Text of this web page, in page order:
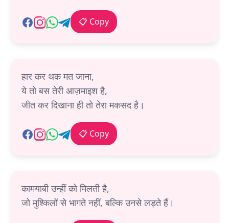
📋 Copy
हार कर थक मत जाना,
ये तो बस तेरी आज़माइश है,
जीत कर दिखाना ही तो तेरा मकसद है।
📋 Copy
कामयाबी उन्हीं को मिलती है,
जो मुश्किलों से भागते नहीं, बल्कि उनसे लड़ते हैं।